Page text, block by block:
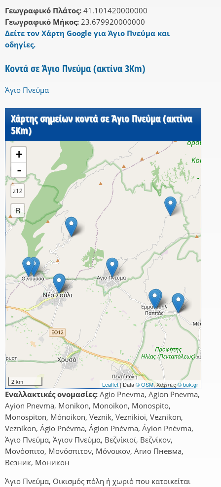
Γεωγραφικό Πλάτος: 41.101420000000
Γεωγραφικό Μήκος: 23.679920000000
Δείτε τον Χάρτη Google για Άγιο Πνεύμα και
οδηγίες.
Κοντά σε Άγιο Πνεύμα (ακτίνα 3Km)
Άγιο Πνεύμα
Χάρτης σημείων κοντά σε Άγιο Πνεύμα (ακτίνα
5Km)
+
-
z12
R
2 km Leaflet | Data© OSM, Χάρτες© buk.gr
Εναλλακτικές ονομασίες: Agio Pnevma, Agion Pnevma,
Ayion Pnevma, Monikon, Monoikon, Monospito,
Monospiton, Mónoikon, Veznik, Veznikioi, Veznikon,
Vezníkon, Ágio Pnévma, Ágion Pnévma, Áyion Pnévma,
Άγιο Πνεύμα, Άγιον Πνεύμα, Βεζνίκιοϊ, Βεζνίκον,
Μονόσπιτο, Μονόσπιτον, Μόνοικον, Агио Пневма,
Везник, Моникон
Άγιο Πνεύμα, Οικισμός πόλη ή χωριό που κατοικείται